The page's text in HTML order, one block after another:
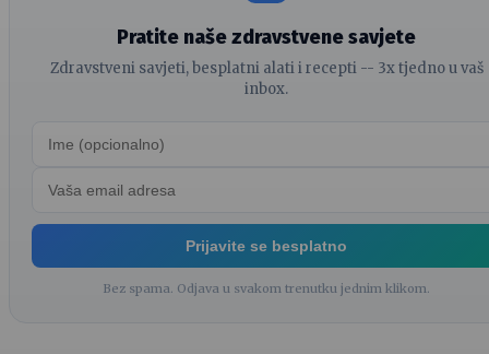
Pratite naše zdravstvene savjete
Zdravstveni savjeti, besplatni alati i recepti -- 3x tjedno u vaš
inbox.
Prijavite se besplatno
Bez spama. Odjava u svakom trenutku jednim klikom.